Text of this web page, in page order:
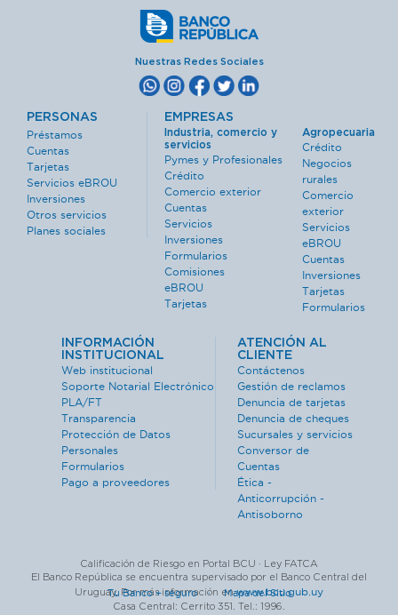
Nuestras Redes Sociales
PERSONAS
Préstamos
Cuentas
Tarjetas
Servicios eBROU
Inversiones
Otros servicios
Planes sociales
EMPRESAS
Industria, comercio y
servicios
Pymes y Profesionales
Crédito
Comercio exterior
Cuentas
Servicios
Inversiones
Formularios
Comisiones
eBROU
Tarjetas
Agropecuaria
Crédito
Negocios
rurales
Comercio
exterior
Servicios
eBROU
Cuentas
Inversiones
Tarjetas
Formularios
INFORMACIÓN
INSTITUCIONAL
Web institucional
Soporte Notarial Electrónico
PLA/FT
Transparencia
Protección de Datos
Personales
Formularios
Pago a proveedores
ATENCIÓN AL
CLIENTE
Contáctenos
Gestión de reclamos
Denuncia de tarjetas
Denuncia de cheques
Sucursales y servicios
Conversor de
Cuentas
Ética -
Anticorrupción -
Antisoborno
Calificación de Riesgo en Portal BCU · Ley FATCA
El Banco República se encuentra supervisado por el Banco Central del
Uruguay. Por más información enwww.bcu.gub.uy
Tu Banco + seguro · Mapa del Sitio
Casa Central: Cerrito 351. Tel.: 1996.